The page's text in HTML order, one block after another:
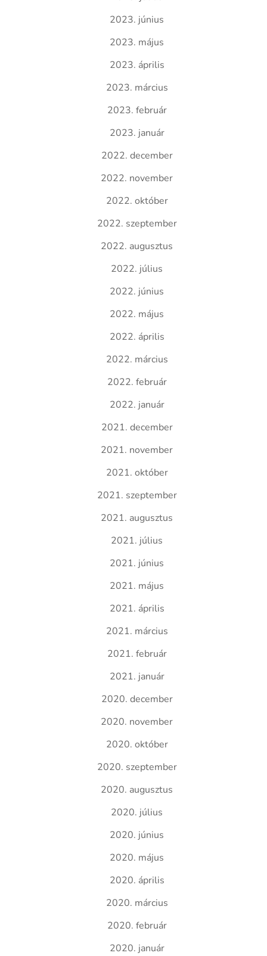
2023. június
2023. május
2023. április
2023. március
2023. február
2023. január
2022. december
2022. november
2022. október
2022. szeptember
2022. augusztus
2022. július
2022. június
2022. május
2022. április
2022. március
2022. február
2022. január
2021. december
2021. november
2021. október
2021. szeptember
2021. augusztus
2021. július
2021. június
2021. május
2021. április
2021. március
2021. február
2021. január
2020. december
2020. november
2020. október
2020. szeptember
2020. augusztus
2020. július
2020. június
2020. május
2020. április
2020. március
2020. február
2020. január